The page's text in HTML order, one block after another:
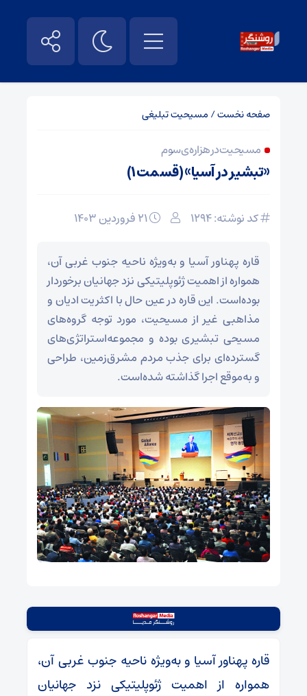
صفحه نخست/ مسیحیت تبلیغی
مسیحیت در هزاره‌ی سوم
«تبشیر در آسیا» (قسمت ۱)
کد نوشته: 1294
قاره پهناور آسیا و به‌ویژه ناحیه جنوب غربی آن،‌
همواره از اهمیت ژئوپلیتیکی نزد جهانیان برخوردار
بوده‌است. این قاره در عین حال با اکثریت ادیان و
مذاهبی غیر از مسیحیت، مورد توجه گروه‌های
مسیحی تبشیری بوده و مجموعه‌استراتژی‌های
گسترده‌ای برای جذب مردم مشرق‌زمین، طراحی
و به‌موقع اجرا گذاشته‌ شده‌است.
قاره پهناور آسیا و به‌ویژه ناحیه جنوب غربی آن،‌
همواره از اهمیت ژئوپلیتیکی نزد جهانیان